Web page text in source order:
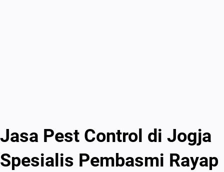
Jasa Pest Control di Jogja
Spesialis Pembasmi Rayap